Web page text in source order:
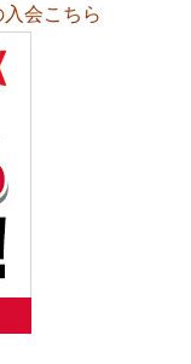
会こちら